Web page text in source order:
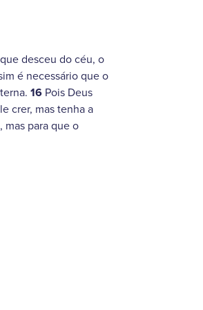
desceu do céu, o
é necessário que o
16 Pois Deus
crer, mas tenha a
para que o